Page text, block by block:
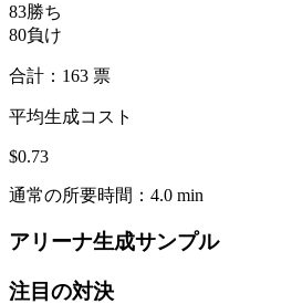
83勝ち
80負け
合計：163 票
平均生成コスト
$0.73
通常の所要時間：4.0 min
アリーナ生成サンプル
注目の対決